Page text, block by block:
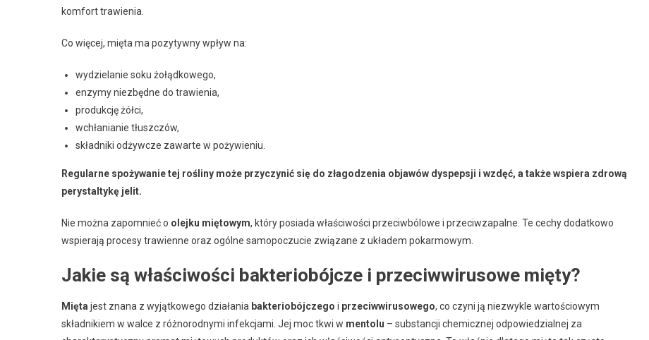
komfort trawienia.
Co więcej, mięta ma pozytywny wpływ na:
wydzielanie soku żołądkowego,
enzymy niezbędne do trawienia,
produkcję żółci,
wchłanianie tłuszczów,
składniki odżywcze zawarte w pożywieniu.
Regularne spożywanie tej rośliny może przyczynić się do złagodzenia objawów dyspepsji i wzdęć, a także wspiera zdrową
perystaltykę jelit.
Nie można zapomnieć o olejku miętowym, który posiada właściwości przeciwbólowe i przeciwzapalne. Te cechy dodatkowo
wspierają procesy trawienne oraz ogólne samopoczucie związane z układem pokarmowym.
Jakie są właściwości bakteriobójcze i przeciwwirusowe mięty?
Mięta jest znana z wyjątkowego działania bakteriobójczego i przeciwwirusowego, co czyni ją niezwykle wartościowym
składnikiem w walce z różnorodnymi infekcjami. Jej moc tkwi w mentolu – substancji chemicznej odpowiedzialnej za